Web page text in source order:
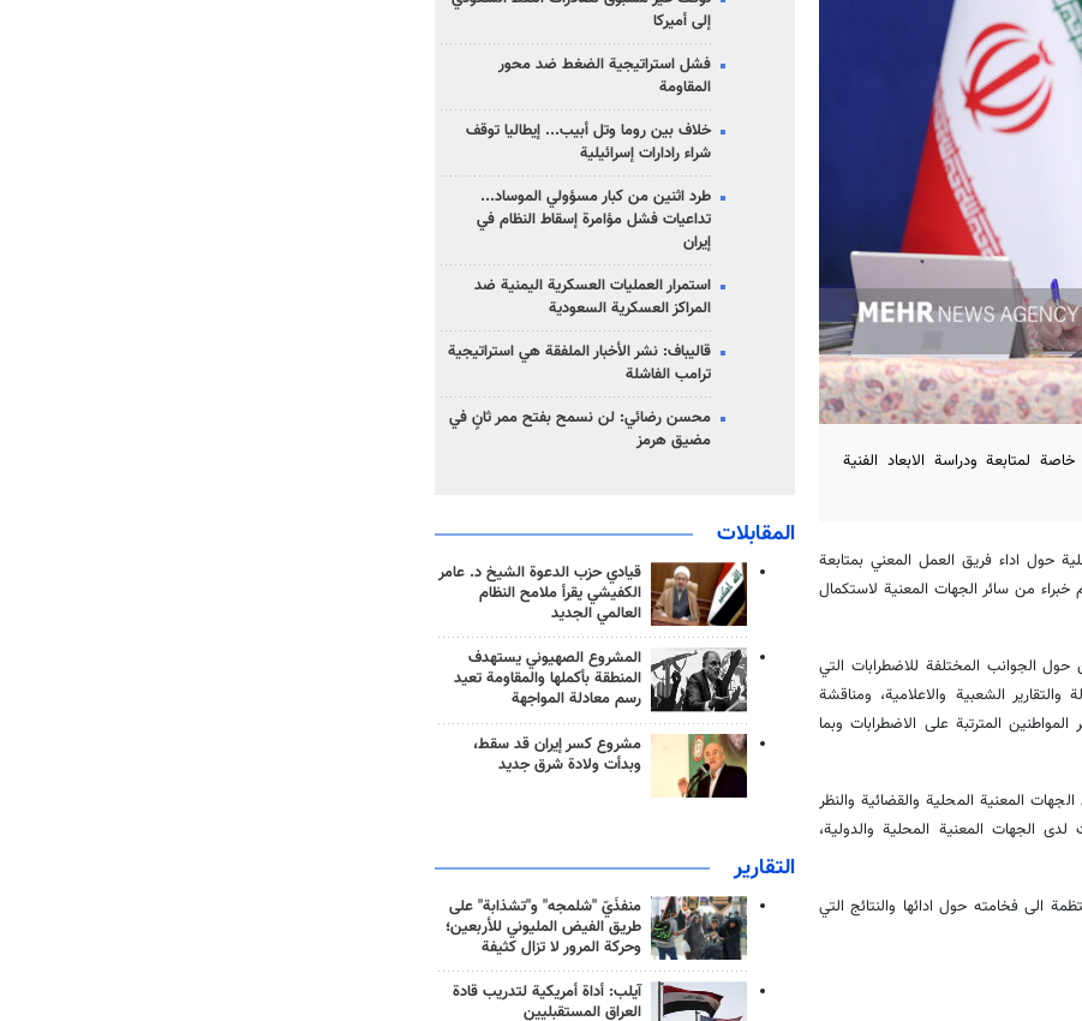
لمتابعة ودراسة الابعاد الفنية
حول اداء فريق العمل المعني بمتابعة
من سائر الجهات المعنية لاستكمال
الجوانب المختلفة للاضطرابات التي
الشعبية والاعلامية، ومناقشة
المترتبة على الاضطرابات وبما
المعنية المحلية والقضائية والنظر
الجهات المعنية المحلية والدولية،
الى فخامته حول ادائها والنتائج التي
إلى أميركا
فشل استراتيجية الضغط ضد محور
المقاومة
خلاف بين روما وتل أبيب... إيطاليا توقف
شراء رادارات إسرائيلية
طرد اثنين من كبار مسؤولي الموساد...
تداعيات فشل مؤامرة إسقاط النظام في
إيران
استمرار العمليات العسكرية اليمنية ضد
المراكز العسكرية السعودية
قاليباف: نشر الأخبار الملفقة هي استراتيجية
ترامب الفاشلة
محسن رضائي: لن نسمح بفتح ممر ثانٍ في
مضيق هرمز
المقابلات
قيادي حزب الدعوة الشيخ د. عامر
الكفيشي يقرأ ملامح النظام
العالمي الجديد
المشروع الصهيوني يستهدف
المنطقة بأكملها والمقاومة تعيد
رسم معادلة المواجهة
مشروع كسر إيران قد سقط،
وبدأت ولادة شرق جديد
التقارير
منفذَيّ "شلمجه" و"تشذابة" على
طريق الفيض المليوني للأربعين؛
وحركة المرور لا تزال كثيفة
آيلب: أداة أمريكية لتدريب قادة
العراق المستقبليين